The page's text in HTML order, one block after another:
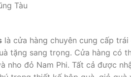
Tàu
là cửa hàng chuyên cung cấp
tặng sang trọng. Cửa hàng có
nho đỏ Nam Phi. Tất cả được